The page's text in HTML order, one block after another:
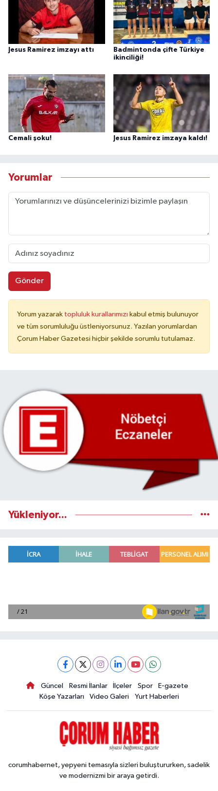
Jesus Ramirez imzayı attı
Badmintonda çifte Türkiye
ikinciliği!
Cemali şoku! Jesus Ramirez imzaya kaldı!
Yorumlar
Gönder
Yorum yazarak topluluk kurallarımızı kabul etmiş bulunuyor
ve tüm sorumluluğu üstleniyorsunuz. Yazılan yorumlardan
Çorum Haber Gazetesi hiçbir şekilde sorumlu tutulamaz.
Yükleniyor...
Güncel Resmi İlanlar İlçeler Spor
E-gazete
Köşe Yazarları
Video Galeri Yurt Haberleri
corumhabernet, yepyeni temasıyla sizleri buluştururken, sadelik
ve modernizmi bir araya getirdi.